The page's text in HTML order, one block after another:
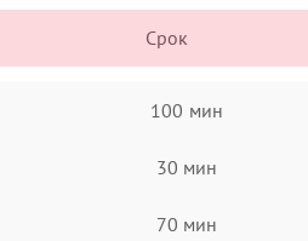
Срок
100 мин
30 мин
70 мин